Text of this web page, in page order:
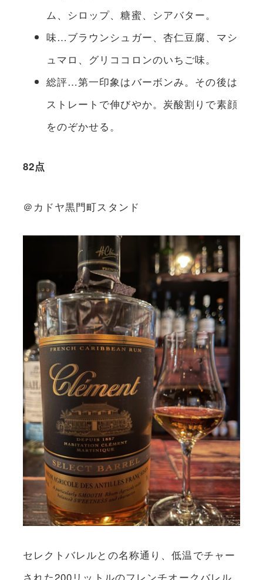
ム、シロップ、糖蜜、シアバター。
味…ブラウンシュガー、杏仁豆腐、マシ
ュマロ、グリココロンのいちご味。
総評…第一印象はバーボンみ。その後は
ストレートで伸びやか。炭酸割りで素顔
をのぞかせる。
82点
＠カドヤ黒門町スタンド
セレクトバレルとの名称通り、低温でチャー
された200リットルのフレンチオークバレル